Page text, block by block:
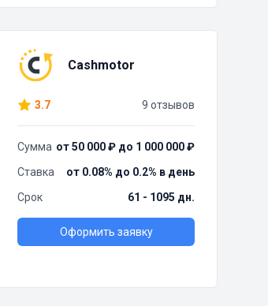
Cashmotor
3.7 9 отзывов
Сумма от 50 000 ₽ до 1 000 000 ₽
Ставка
от 0.08% до 0.2% в день
Срок
61 - 1095 дн.
Оформить заявку